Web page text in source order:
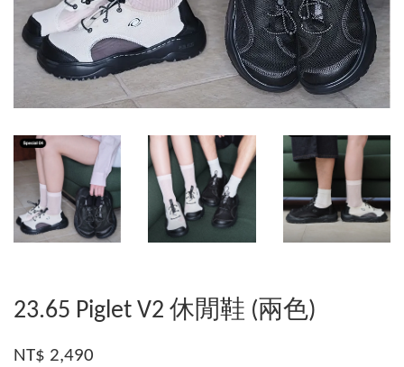
23.65 Piglet V2 休閒鞋 (兩色)
NT$ 2,490